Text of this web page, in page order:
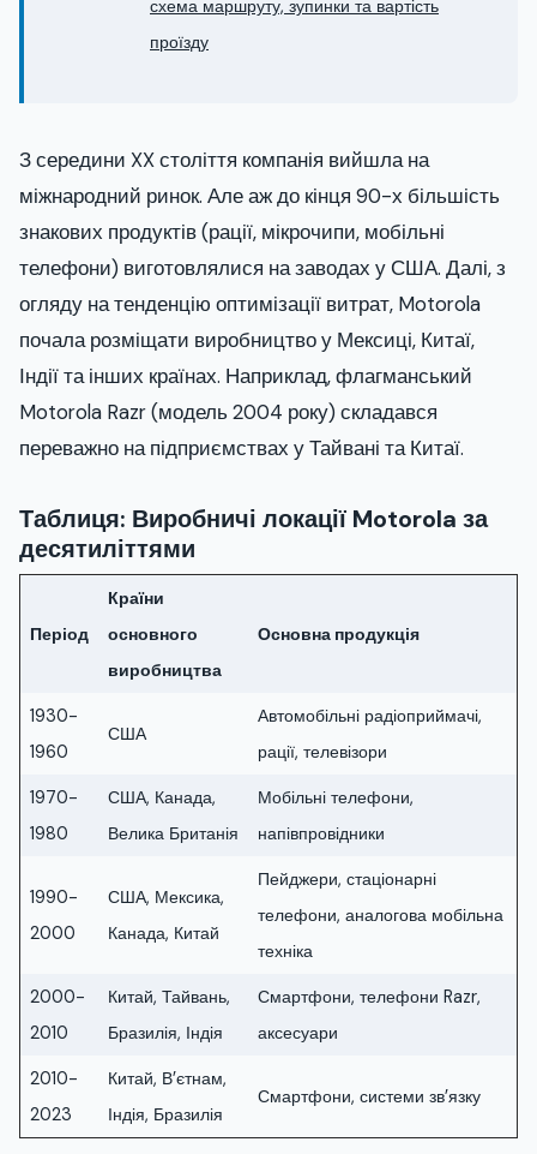
схема маршруту, зупинки та вартість
проїзду
З середини XX століття компанія вийшла на
міжнародний ринок. Але аж до кінця 90-х більшість
знакових продуктів (рації, мікрочипи, мобільні
телефони) виготовлялися на заводах у США. Далі, з
огляду на тенденцію оптимізації витрат, Motorola
почала розміщати виробництво у Мексиці, Китаї,
Індії та інших країнах. Наприклад, флагманський
Motorola Razr (модель 2004 року) складався
переважно на підприємствах у Тайвані та Китаї.
Таблиця: Виробничі локації Motorola за
десятиліттями
Період
Країни
основного
виробництва
Основна продукція
1930-
1960
США
Автомобільні радіоприймачі,
рації, телевізори
1970-
1980
США, Канада,
Велика Британія
Мобільні телефони,
напівпровідники
1990-
2000
США, Мексика,
Канада, Китай
Пейджери, стаціонарні
телефони, аналогова мобільна
техніка
2000-
2010
Китай, Тайвань,
Бразилія, Індія
Смартфони, телефони Razr,
аксесуари
2010-
2023
Китай, В’єтнам,
Індія, Бразилія
Смартфони, системи зв’язку